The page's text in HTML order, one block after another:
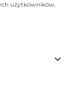
użytkowników.